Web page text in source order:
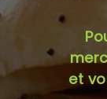
ACCUEIL
VOTRE et